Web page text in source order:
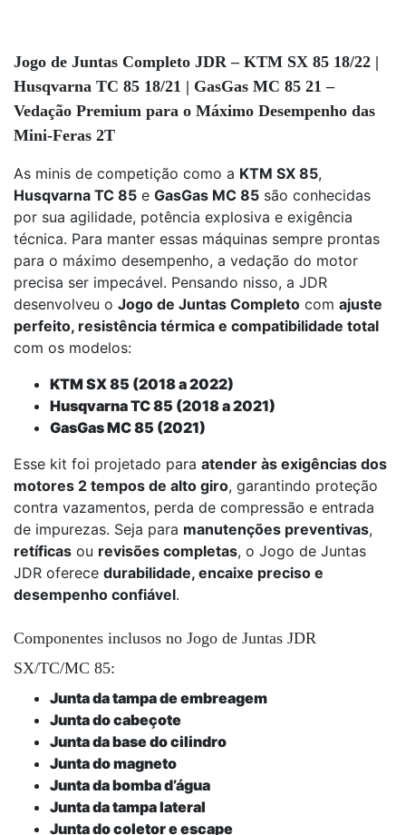
Jogo de Juntas Completo JDR – KTM SX 85 18/22 |
Husqvarna TC 85 18/21 | GasGas MC 85 21 –
Vedação Premium para o Máximo Desempenho das
Mini-Feras 2T
As minis de competição como a KTM SX 85,
Husqvarna TC 85 e GasGas MC 85 são conhecidas
por sua agilidade, potência explosiva e exigência
técnica. Para manter essas máquinas sempre prontas
para o máximo desempenho, a vedação do motor
precisa ser impecável. Pensando nisso, a JDR
desenvolveu o Jogo de Juntas Completo com ajuste
perfeito, resistência térmica e compatibilidade total
com os modelos:
KTM SX 85 (2018 a 2022)
Husqvarna TC 85 (2018 a 2021)
GasGas MC 85 (2021)
Esse kit foi projetado para atender às exigências dos
motores 2 tempos de alto giro, garantindo proteção
contra vazamentos, perda de compressão e entrada
de impurezas. Seja para manutenções preventivas,
retíficas ou revisões completas, o Jogo de Juntas
JDR oferece durabilidade, encaixe preciso e
desempenho confiável.
Componentes inclusos no Jogo de Juntas JDR
SX/TC/MC 85:
Junta da tampa de embreagem
Junta do cabeçote
Junta da base do cilindro
Junta do magneto
Junta da bomba d’água
Junta da tampa lateral
Junta do coletor e escape